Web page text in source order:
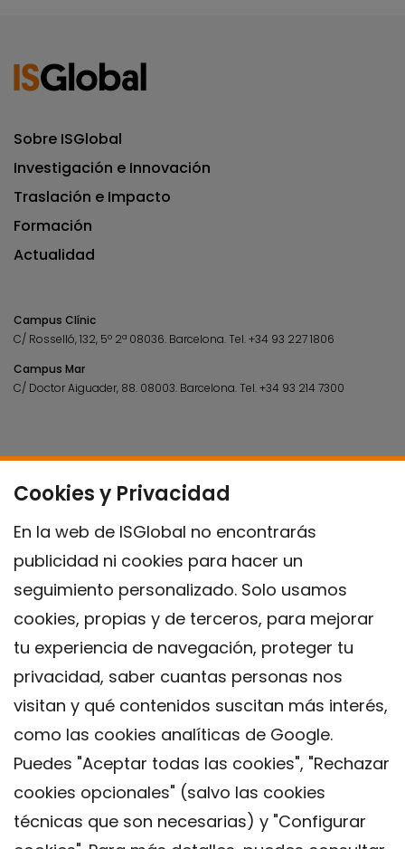
Cookies y Privacidad
En la web de ISGlobal no encontrarás
publicidad ni cookies para hacer un
seguimiento personalizado. Solo usamos
cookies, propias y de terceros, para mejorar
tu experiencia de navegación, proteger tu
privacidad, saber cuantas personas nos
visitan y qué contenidos suscitan más interés,
como las cookies analíticas de Google.
Puedes "Aceptar todas las cookies", "Rechazar
cookies opcionales" (salvo las cookies
técnicas que son necesarias) y "Configurar
Sobre ISGlobal
Investigación e Innovación
Traslación e Impacto
Formación
Actualidad
Campus Clínic
C/ Rosselló, 132, 5º 2ª 08036. Barcelona.Tel.+34 93 227 1806
Campus Mar
C/ Doctor Aiguader, 88. 08003. Barcelona.Tel.+34 93 214 7300
Contacto